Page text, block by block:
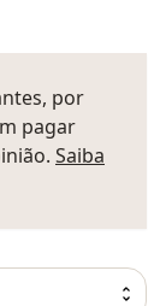
por
pagar
Saiba